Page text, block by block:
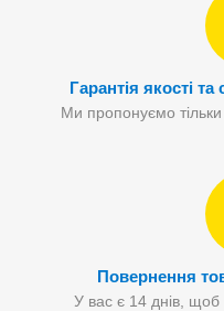
Гарантія якості
Ми пропонуємо тільки
Повернення
У вас є 14 днів, щоб